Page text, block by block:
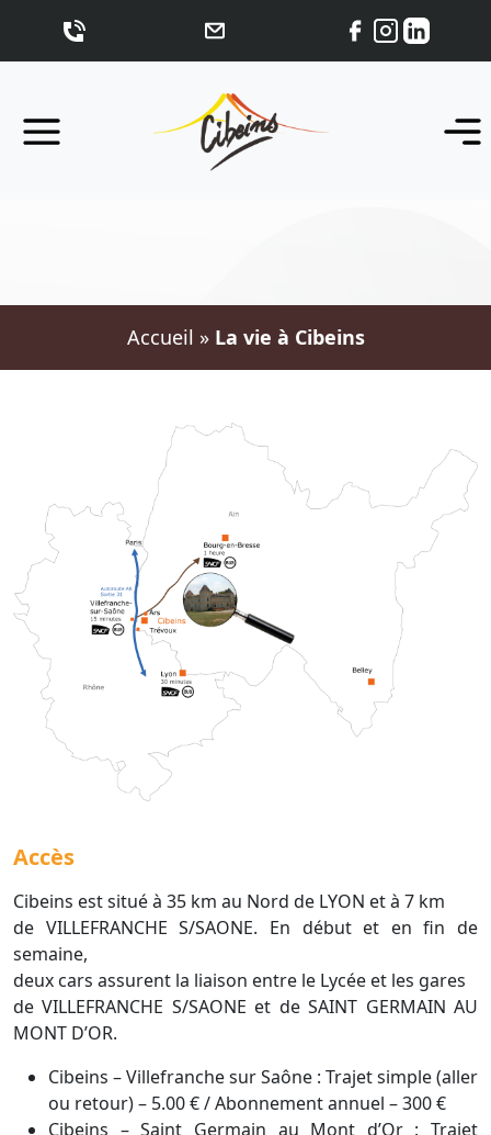
Accueil » La vie à Cibeins
Accès
Cibeins est situé à 35 km au Nord de LYON et à 7 km
de VILLEFRANCHE S/SAONE. En début et en fin de
semaine,
deux cars assurent la liaison entre le Lycée et les gares
de VILLEFRANCHE S/SAONE et de SAINT GERMAIN AU
MONT D’OR.
Cibeins – Villefranche sur Saône : Trajet simple (aller
ou retour) – 5.00 € / Abonnement annuel – 300 €
Cibeins – Saint Germain au Mont d’Or : Trajet